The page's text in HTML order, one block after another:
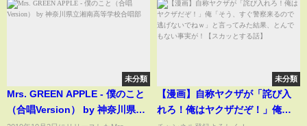
未分類
Mrs. GREEN APPLE - 僕のこと
（合唱Version） by 神奈川県立
未分類
【漫画】自称ヤクザが「詫び入
れろ！俺はヤクザだぞ！」俺